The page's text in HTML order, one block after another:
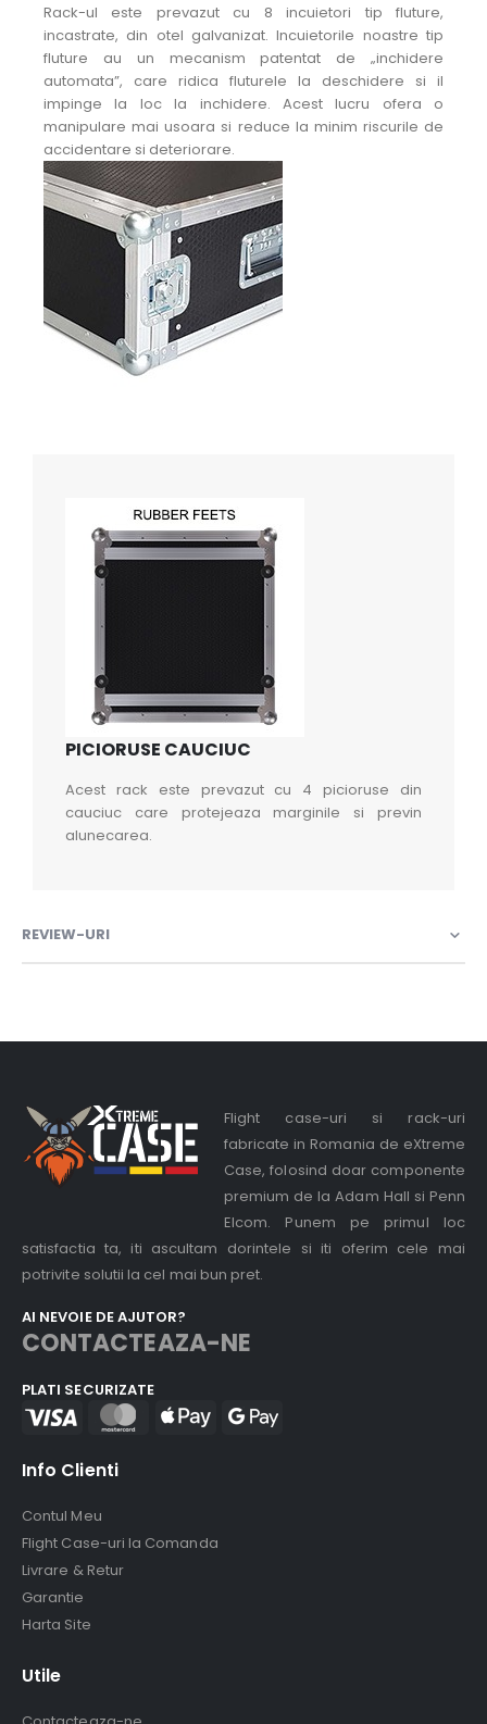
Rack-ul este prevazut cu 8 incuietori tip fluture,
incastrate, din otel galvanizat. Incuietorile noastre tip
fluture au un mecanism patentat de „inchidere
automata”, care ridica fluturele la deschidere si il
impinge la loc la inchidere. Acest lucru ofera o
manipulare mai usoara si reduce la minim riscurile de
accidentare si deteriorare.
PICIORUSE CAUCIUC
Acest rack este prevazut cu 4 picioruse din
cauciuc care protejeaza marginile si previn
alunecarea.
REVIEW-URI
Flight case-uri si rack-uri
fabricate in Romania de eXtreme
Case, folosind doar componente
premium de la Adam Hall si Penn
Elcom. Punem pe primul loc
satisfactia ta, iti ascultam dorintele si iti oferim cele mai
potrivite solutii la cel mai bun pret.
AI NEVOIE DE AJUTOR?
CONTACTEAZA-NE
PLATI SECURIZATE
Info Clienti
Contul Meu
Flight Case-uri la Comanda
Livrare & Retur
Garantie
Harta Site
Utile